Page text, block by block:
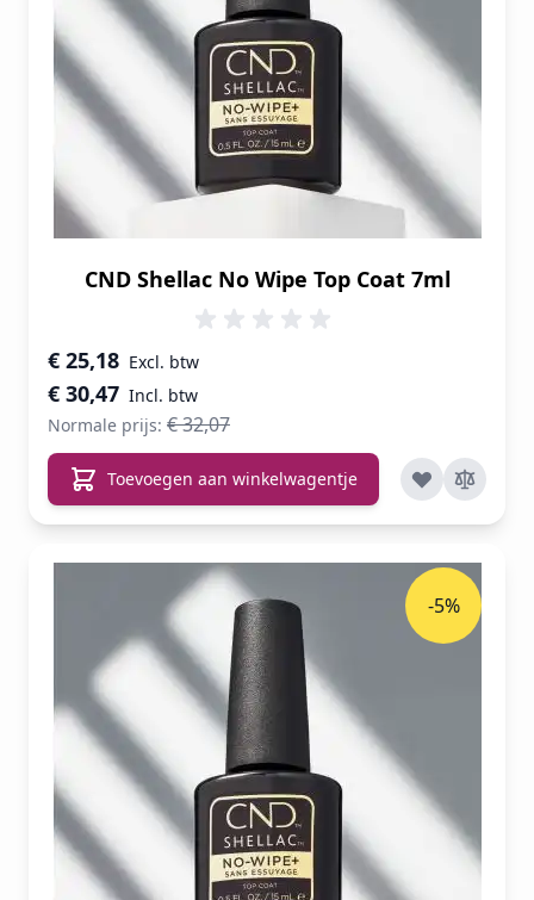
CND Shellac No Wipe Top Coat 7ml
Speciale prijs
€ 30,47
€ 25,18
Normale prijs: € 32,07
Toevoegen aan winkelwagentje
-5%